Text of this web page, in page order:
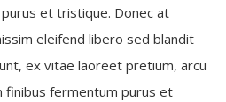
et tristique. Donec at
eleifend libero sed blandit
ex vitae laoreet pretium, arcu
finibus fermentum purus et